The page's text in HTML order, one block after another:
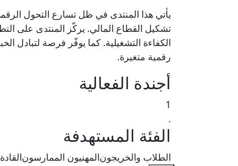
يأتي هذا المنتدى في ظل تسارع التحول
تشكيل القطاع المالي. يركّز المنتدى على
الكفاءة التشغيلية. كما يوفّر فرصة لتبادل
رقمية متغيرة.
أجندة الفعالية
1
.
الفئة المستهدفة
الطلاب والخريجونالمهنيون الممارسون